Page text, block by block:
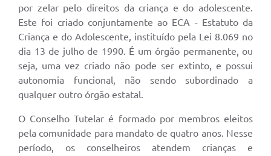
por zelar pelo direitos da criança e do adolescente.
Este foi criado conjuntamente ao ECA - Estatuto da
Criança e do Adolescente, instituído pela Lei 8.069 no
dia 13 de julho de 1990. É um órgão permanente, ou
seja, uma vez criado não pode ser extinto, e possui
autonomia funcional, não sendo subordinado a
qualquer outro órgão estatal.
O Conselho Tutelar é formado por membros eleitos
pela comunidade para mandato de quatro anos. Nesse
período, os conselheiros atendem crianças e